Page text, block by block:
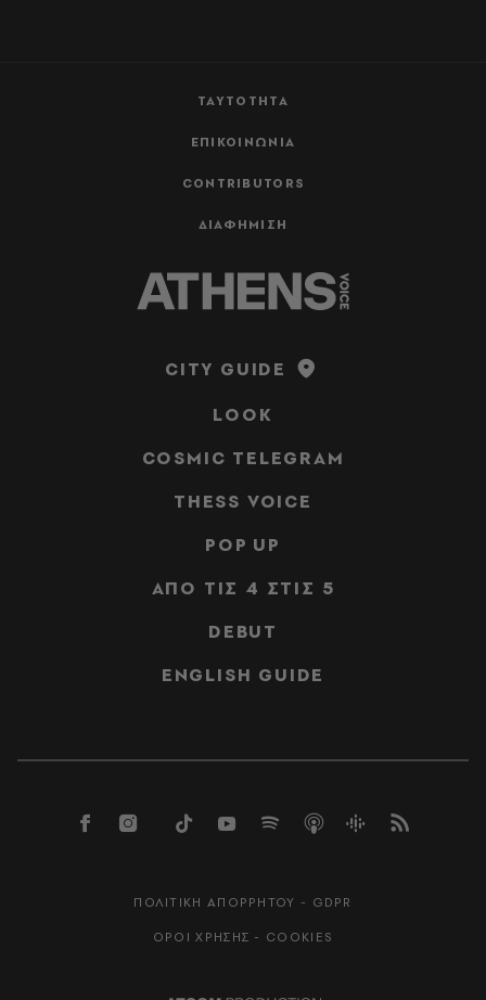
ΤΑΥΤΟΤΗΤΑ
ΕΠΙΚΟΙΝΩΝΙΑ
CONTRIBUTORS
ΔΙΑΦΗΜΙΣΗ
CITY GUIDE
LOOK
COSMIC TELEGRAM
THESS VOICE
POP UP
ΑΠΟ ΤΙΣ 4 ΣΤΙΣ 5
DEBUT
ENGLISH GUIDE
ΠΟΛΙΤΙΚΗ ΑΠΟΡΡΗΤΟΥ - GDPR
ΟΡΟΙ ΧΡΗΣΗΣ - COOKIES